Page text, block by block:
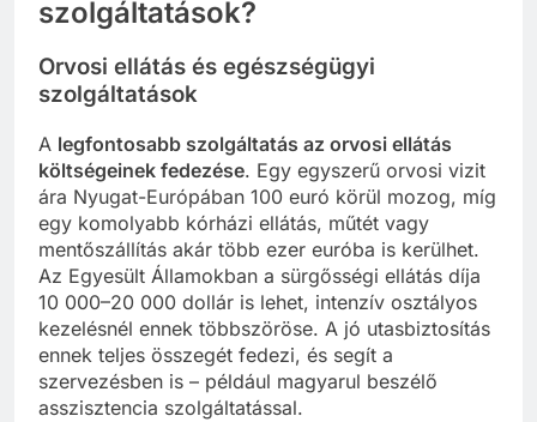
szolgáltatások?
Orvosi ellátás és egészségügyi
szolgáltatások
A legfontosabb szolgáltatás az orvosi ellátás
költségeinek fedezése. Egy egyszerű orvosi vizit
ára Nyugat-Európában 100 euró körül mozog, míg
egy komolyabb kórházi ellátás, műtét vagy
mentőszállítás akár több ezer euróba is kerülhet.
Az Egyesült Államokban a sürgősségi ellátás díja
10 000–20 000 dollár is lehet, intenzív osztályos
kezelésnél ennek többszöröse. A jó utasbiztosítás
ennek teljes összegét fedezi, és segít a
szervezésben is – például magyarul beszélő
asszisztencia szolgáltatással.